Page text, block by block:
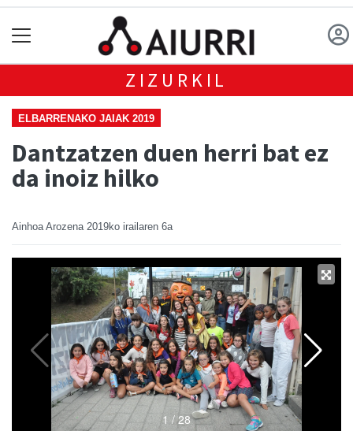
ZIZURKIL
ELBARRENAKO JAIAK 2019
Dantzatzen duen herri bat ez
da inoiz hilko
Ainhoa Arozena 2019ko irailaren 6a